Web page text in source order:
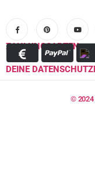
ZAHLUNGSARTEN
DEINE
© 2024